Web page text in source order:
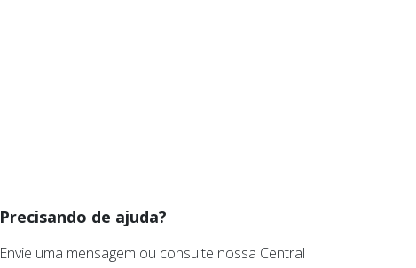
Precisando de ajuda?
Envie uma mensagem ou consulte nossa Central